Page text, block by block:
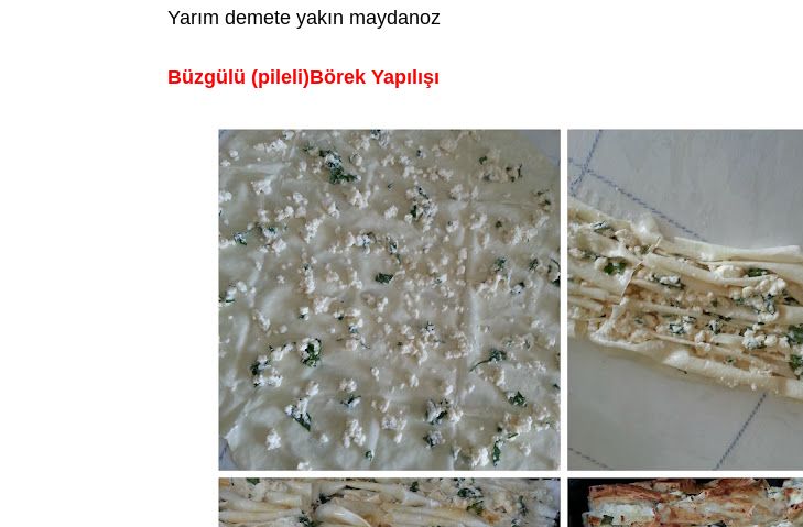
Yarım demete yakın maydanoz
Büzgülü (pileli)Börek Yapılışı